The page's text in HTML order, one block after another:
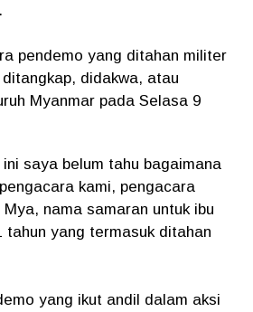
pendemo yang ditahan militer
didakwa, atau
Myanmar pada Selasa 9
saya belum tahu bagaimana
kami, pengacara
nama samaran untuk ibu
yang termasuk ditahan
yang ikut andil dalam aksi